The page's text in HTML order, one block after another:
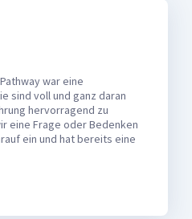
war eine
sind voll und ganz daran
hervorragend zu
eine Frage oder Bedenken
ein und hat bereits eine